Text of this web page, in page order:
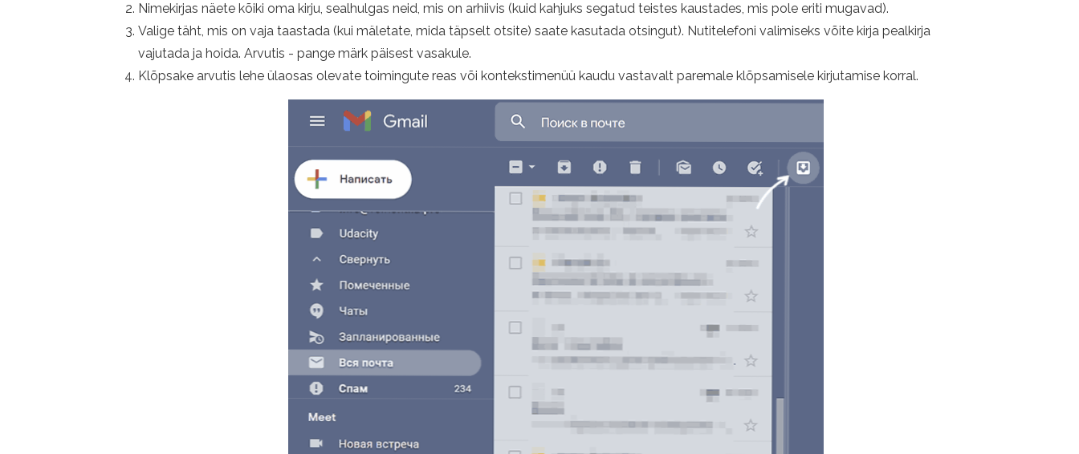
Nimekirjas näete kõiki oma kirju, sealhulgas neid, mis on arhiivis (kuid kahjuks segatud teistes kaustades, mis pole eriti mugavad).
Valige täht, mis on vaja taastada (kui mäletate, mida täpselt otsite) saate kasutada otsingut). Nutitelefoni valimiseks võite kirja pealkirja
vajutada ja hoida. Arvutis - pange märk päisest vasakule.
Klõpsake arvutis lehe ülaosas olevate toimingute reas või kontekstimenüü kaudu vastavalt paremale klõpsamisele kirjutamise korral.